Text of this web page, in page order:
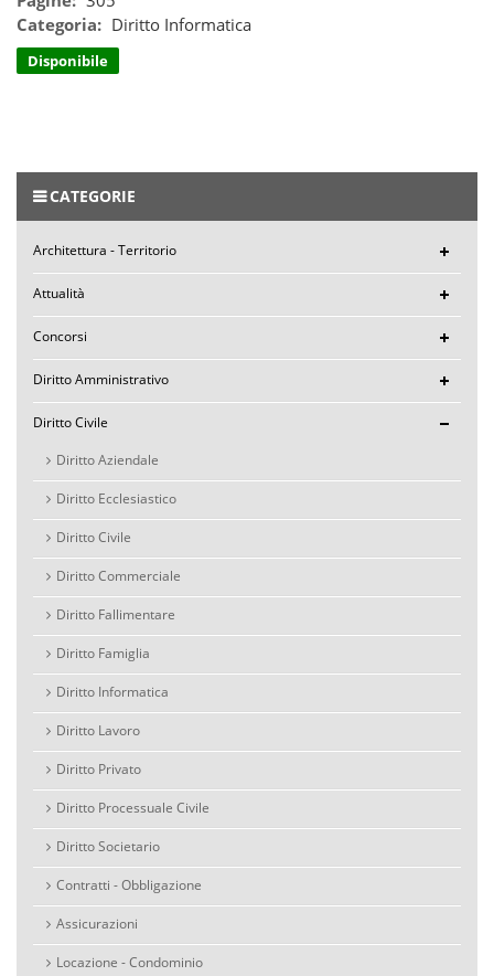
Categoria: Diritto Informatica
Disponibile
CATEGORIE
Architettura - Territorio
Attualità
Concorsi
Diritto Amministrativo
Diritto Civile
Diritto Aziendale
Diritto Ecclesiastico
Diritto Civile
Diritto Commerciale
Diritto Fallimentare
Diritto Famiglia
Diritto Informatica
Diritto Lavoro
Diritto Privato
Diritto Processuale Civile
Diritto Societario
Contratti - Obbligazione
Assicurazioni
Locazione - Condominio